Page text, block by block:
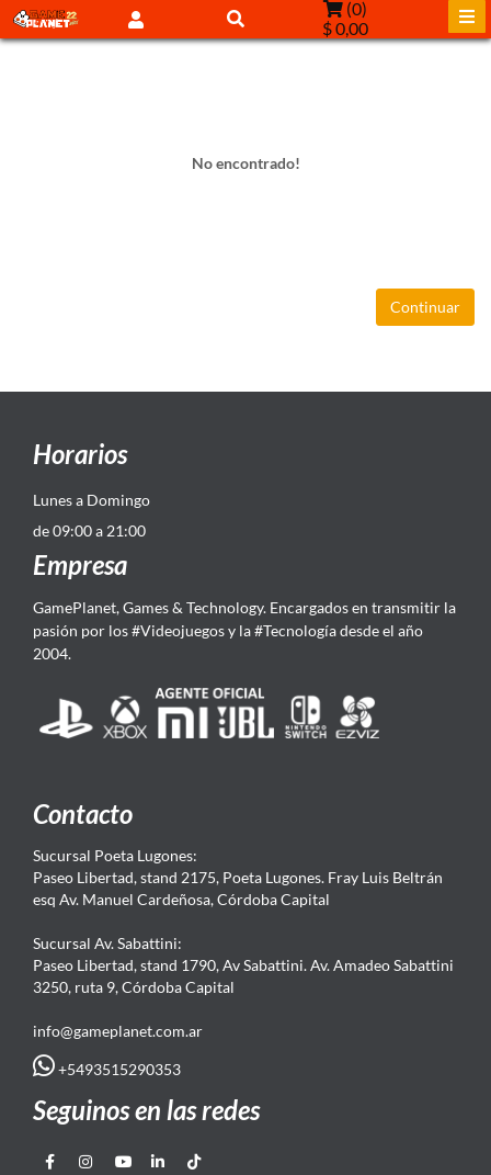
(0)
$ 0,00
No encontrado!
Continuar
Horarios
Lunes a Domingo
de 09:00 a 21:00
Empresa
GamePlanet, Games & Technology. Encargados en transmitir la
pasión por los #Videojuegos y la #Tecnología desde el año
2004.
Contacto
Sucursal Poeta Lugones:
Paseo Libertad, stand 2175, Poeta Lugones. Fray Luis Beltrán
esq Av. Manuel Cardeñosa, Córdoba Capital
Sucursal Av. Sabattini:
Paseo Libertad, stand 1790, Av Sabattini. Av. Amadeo Sabattini
3250, ruta 9, Córdoba Capital
info@gameplanet.com.ar
+5493515290353
Seguinos en las redes